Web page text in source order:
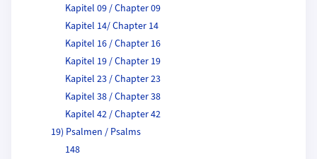
Kapitel 09 / Chapter 09
Kapitel 14/ Chapter 14
Kapitel 16 / Chapter 16
Kapitel 19 / Chapter 19
Kapitel 23 / Chapter 23
Kapitel 38 / Chapter 38
Kapitel 42 / Chapter 42
19) Psalmen / Psalms
148